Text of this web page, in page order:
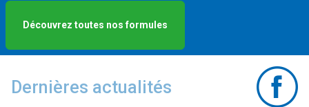
Découvrez toutes nos formules
Dernières actualités